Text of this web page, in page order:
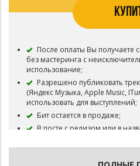
После оплаты Вы получаете
без мастеринга c
использование;
Разрешено публиковать
(Яндекс Музыка, Apple Music,
использовать для выступлений;
Бит остается в продаже;
В посте с релизом или в
beatmakername, если бит